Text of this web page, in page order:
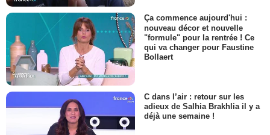
Ça commence aujourd'hui :
nouveau décor et nouvelle
"formule" pour la rentrée ! Ce
qui va changer pour Faustine
Bollaert
C dans l’air : retour sur les
adieux de Salhia Brakhlia il y a
déjà une semaine !